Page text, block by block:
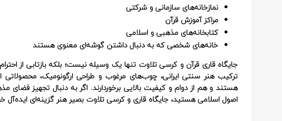
نمازخانه‌های سازمانی و شرکتی
مراکز آموزش قرآن
کتابخانه‌های مذهبی و اسلامی
خانه‌های شخصی که به دنبال داشتن گوشه‌ای معنوی هستند
جایگاه قاری قرآن و کرسی تلاوت تنها یک وسیله نیست؛ بلکه بازتابی از
ترکیب هنر سنتی ایرانی، چوب‌های مرغوب و طراحی ارگونومیک،
هستند و هم از دوام و کیفیت بالایی برخوردارند. اگر به دنبال تجهیز فضای
اصول اسلامی هستید، جایگاه قاری و کرسی تلاوت بصیر هنر گزینه‌ای ایده‌آل